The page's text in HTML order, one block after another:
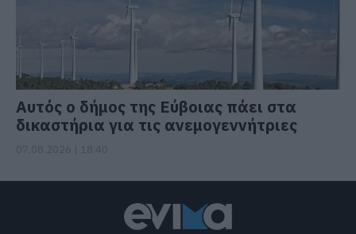
Αυτός ο δήμος της Εύβοιας πάει στα
δικαστήρια για τις ανεμογεννήτριες